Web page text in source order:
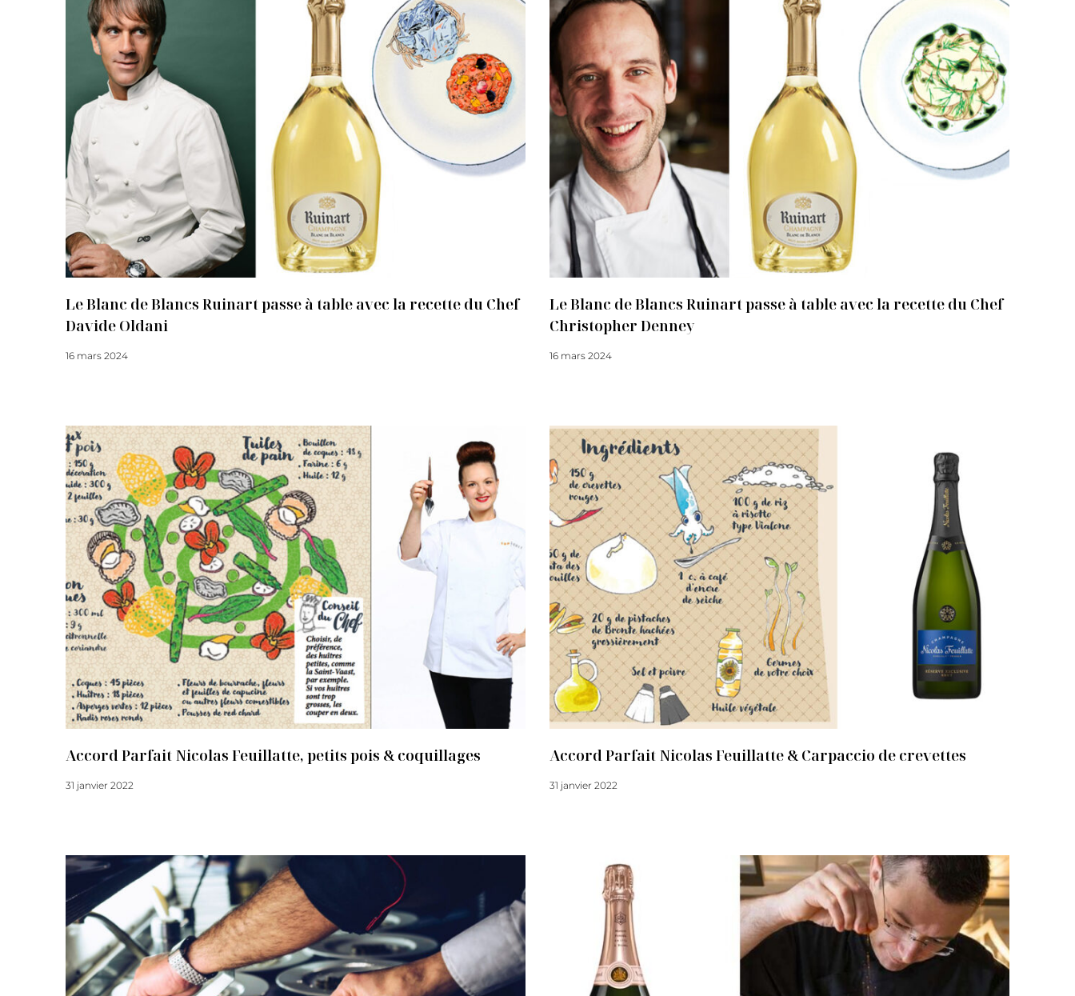
Le Blanc de Blancs Ruinart passe à table avec la recette du Chef
Davide Oldani
16 mars 2024
Le Blanc de Blancs Ruinart passe à table avec la recette du Chef
Christopher Denney
16 mars 2024
Accord Parfait Nicolas Feuillatte, petits pois & coquillages
31 janvier 2022
Accord Parfait Nicolas Feuillatte & Carpaccio de crevettes
31 janvier 2022